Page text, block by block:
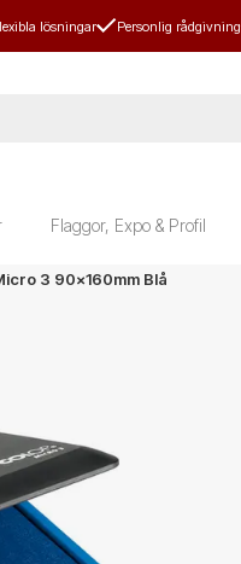
lösningar Personlig rådgivning
Flaggor, Expo & Profil
3 90x160mm Blå